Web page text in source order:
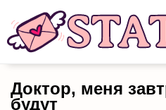
Доктор, меня
будут